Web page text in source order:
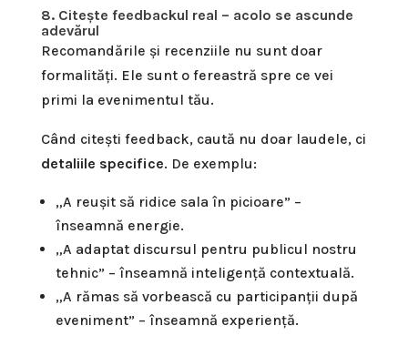
8. Citește feedbackul real – acolo se ascunde
adevărul
Recomandările și recenziile nu sunt doar
formalități. Ele sunt o fereastră spre ce vei
primi la evenimentul tău.
Când citești feedback, caută nu doar laudele, ci
detaliile specifice. De exemplu:
„A reușit să ridice sala în picioare” –
înseamnă energie.
„A adaptat discursul pentru publicul nostru
tehnic” – înseamnă inteligență contextuală.
„A rămas să vorbească cu participanții după
eveniment” – înseamnă experiență.